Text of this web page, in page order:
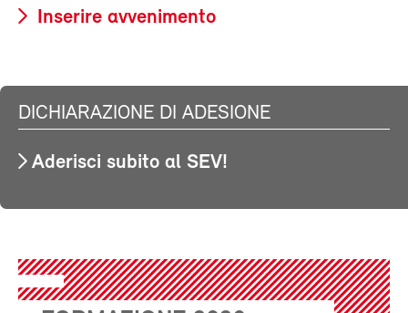
Inserire avvenimento
DICHIARAZIONE DI ADESIONE
Aderisci subito al SEV!